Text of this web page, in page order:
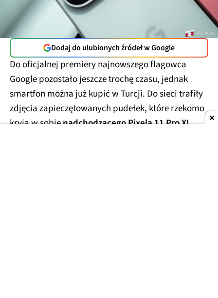
Dodaj do ulubionych źródeł w Google
Do oficjalnej premiery najnowszego flagowca
Google pozostało jeszcze trochę czasu, jednak
smartfon można już kupić w Turcji. Do sieci trafiły
zdjęcia zapieczętowanych pudełek, które rzekomo
kryją w sobienadchodzącego Pixela 11 Pro XL.